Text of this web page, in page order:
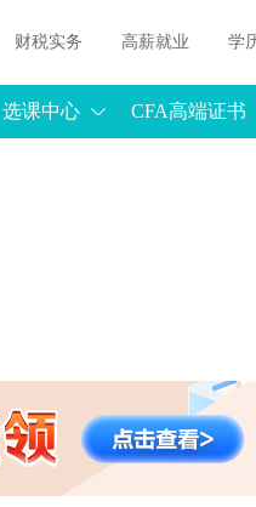
财税实务 高薪就业 学
选课中心 CFA高端证书